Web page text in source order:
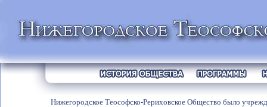
Нижегородское Теософско-Рериховское Общество было